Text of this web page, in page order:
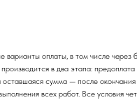
оплаты, в том числе через
в два этапа:
оставшаяся сумма — после
всех работ. Все условия